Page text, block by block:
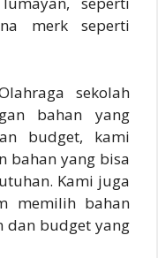
merk seperti
sekolah
bahan yang
budget, kami
bahan yang bisa
Kami juga
memilih bahan
dan budget yang